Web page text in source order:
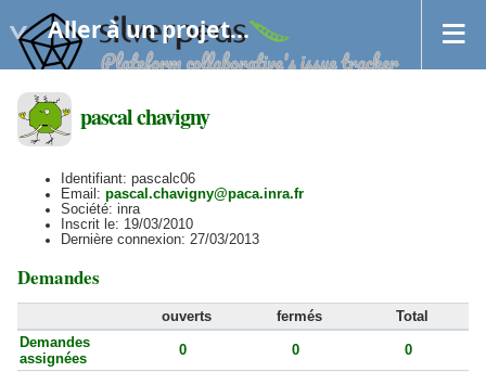
Aller à un projet...
pascal chavigny
Identifiant: pascalc06
Email: pascal.chavigny@paca.inra.fr
Société: inra
Inscrit le: 19/03/2010
Dernière connexion: 27/03/2013
Demandes
ouverts fermés
Total
Demandes
assignées
0 0
0